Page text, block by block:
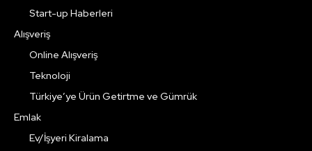
Start-up Haberleri
Alışveriş
Online Alışveriş
Teknoloji
Türkiye’ye Ürün Getirtme ve Gümrük
Emlak
Ev/İşyeri Kiralama